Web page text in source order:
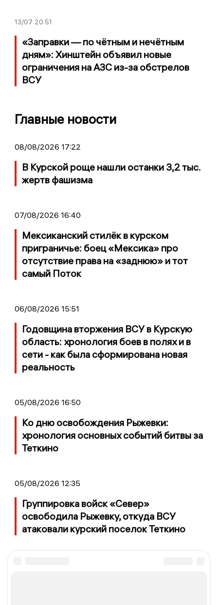
13/07 20:51
«Заправки — по чётным и нечётным
дням»: Хинштейн объявил новые
ограничения на АЗС из-за обстрелов
ВСУ
Главные новости
08/08/2026 17:22
В Курской роще нашли останки 3,2 тыс.
жертв фашизма
07/08/2026 16:40
Мексиканский стилёк в курском
приграничье: боец «Мексика» про
отсутствие права на «заднюю» и тот
самый Поток
06/08/2026 15:51
Годовщина вторжения ВСУ в Курскую
область: хронология боев в полях и в
сети - как была сформирована новая
реальность
05/08/2026 16:50
Ко дню освобождения Рыжевки:
хронология основных событий битвы за
Теткино
05/08/2026 12:35
Группировка войск «Север»
освободила Рыжевку, откуда ВСУ
атаковали курский поселок Теткино